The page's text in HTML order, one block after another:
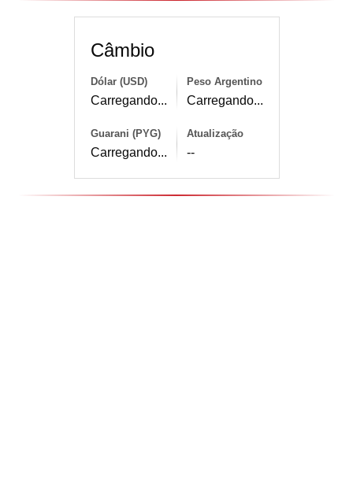
Câmbio
Dólar (USD)
Carregando...
Peso Argentino
Carregando...
Guarani (PYG)
Carregando...
Atualização
--